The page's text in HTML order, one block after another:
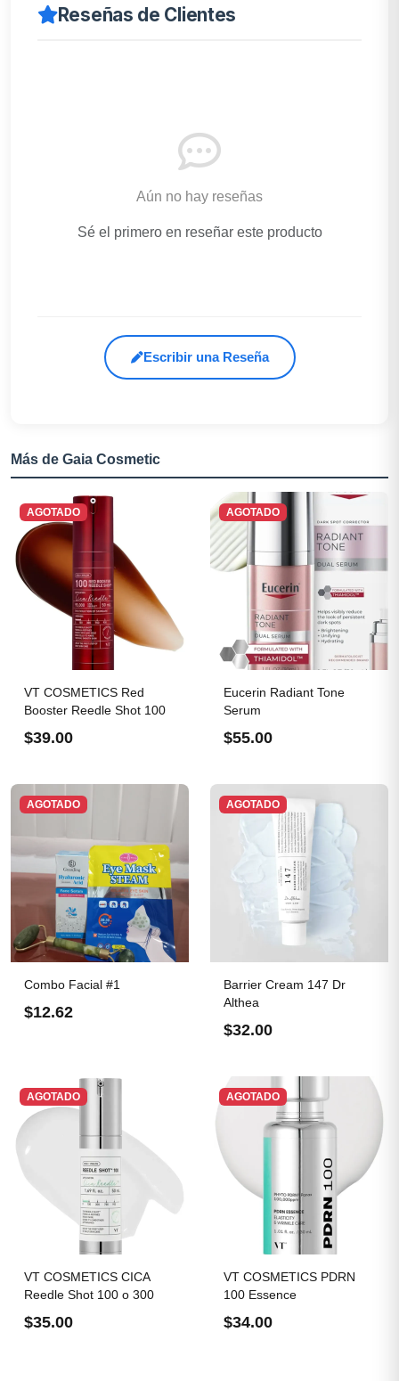
Reseñas de Clientes
Aún no hay reseñas
Sé el primero en reseñar este producto
Escribir una Reseña
Más de Gaia Cosmetic
AGOTADO
VT COSMETICS Red
Booster Reedle Shot 100
$39.00
AGOTADO
Eucerin Radiant Tone
Serum
$55.00
AGOTADO
Combo Facial #1
$12.62
AGOTADO
Barrier Cream 147 Dr
Althea
$32.00
AGOTADO
VT COSMETICS CICA
Reedle Shot 100 o 300
$35.00
AGOTADO
VT COSMETICS PDRN
100 Essence
$34.00